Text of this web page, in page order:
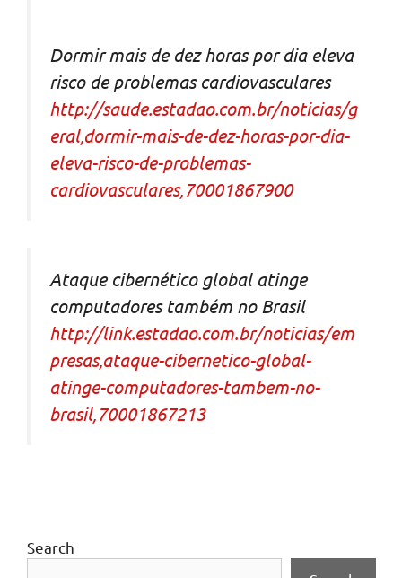
Dormir mais de dez horas por dia eleva
risco de problemas cardiovasculares
http://saude.estadao.com.br/noticias/g
eral,dormir-mais-de-dez-horas-por-dia-
eleva-risco-de-problemas-
cardiovasculares,70001867900
Ataque cibernético global atinge
computadores também no Brasil
http://link.estadao.com.br/noticias/em
presas,ataque-cibernetico-global-
atinge-computadores-tambem-no-
brasil,70001867213
Search